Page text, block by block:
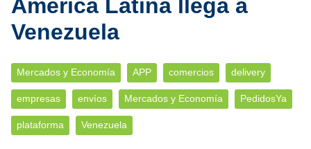
América Latina llega a
Venezuela
Mercados y Economía APP comercios delivery
empresas envíos Mercados y Economía PedidosYa
plataforma Venezuela